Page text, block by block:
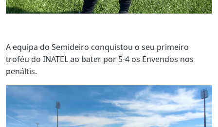
A equipa do Semideiro conquistou o seu primeiro
troféu do INATEL ao bater por 5-4 os Envendos nos
penáltis.